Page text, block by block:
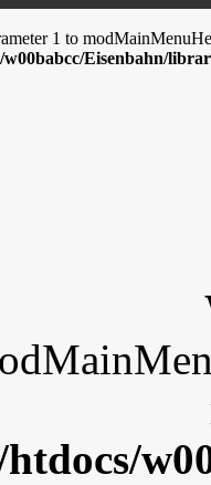
1 to
Eisenbahn/